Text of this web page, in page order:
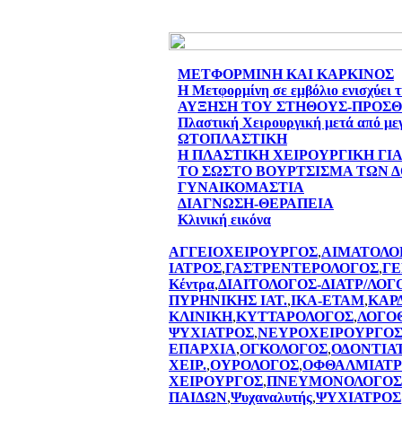
ΜΕΤΦΟΡΜΙΝΗ ΚΑΙ ΚΑΡΚΙΝΟΣ
Η Μετφορμίνη σε εμβόλιο ενισχύει
ΑΥΞΗΣΗ ΤΟΥ ΣΤΗΘΟΥΣ-
Πλαστική Χειρουργική μετά από
ΩΤΟΠΛΑΣΤΙΚΗ
Η ΠΛΑΣΤΙΚΗ ΧΕΙΡΟΥΡΓΙΚΗ
ΤΟ ΣΩΣΤΟ ΒΟΥΡΤΣΙΣΜΑ ΤΩΝ
ΓΥΝΑΙΚΟΜΑΣΤΙΑ
ΔΙΑΓΝΩΣΗ-ΘΕΡΑΠΕΙΑ
Κλινική εικόνα
ΑΓΓΕΙΟΧΕΙΡΟΥΡΓΟΣ,
ΙΑΤΡΟΣ,ΓΑΣΤΡΕΝΤΕΡΟΛΟΓΟΣ,
Κέντρα,ΔΙΑΙΤΟΛΟΓΟΣ-ΔΙΑΤΡ/
ΠΥΡΗΝΙΚΗΣ ΙΑΤ.,ΙΚΑ-ΕΤΑΜ,
ΚΛΙΝΙΚΗ,ΚΥΤΤΑΡΟΛΟΓΟΣ,
ΨΥΧΙΑΤΡΟΣ,ΝΕΥΡΟΧΕΙΡΟΥΡΓΟΣ
ΕΠΑΡΧΙΑ,ΟΓΚΟΛΟΓΟΣ,
ΧΕΙΡ.,ΟΥΡΟΛΟΓΟΣ,
ΧΕΙΡΟΥΡΓΟΣ,ΠΝΕΥΜΟΝΟΛΟΓΟΣ
ΠΑΙΔΩΝ,Ψυχαναλυτής,ΨΥΧΙΑΤΡΟΣ